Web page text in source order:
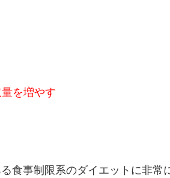
を増やす
食事制限系のダイエットに非常